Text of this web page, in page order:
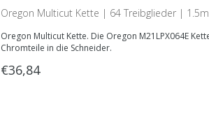
Oregon Multicut Kette | 64 Treibglieder |
Oregon Multicut Kette. Die Oregon M21LPX064E
Chromteile in die Schneider.
€36,84